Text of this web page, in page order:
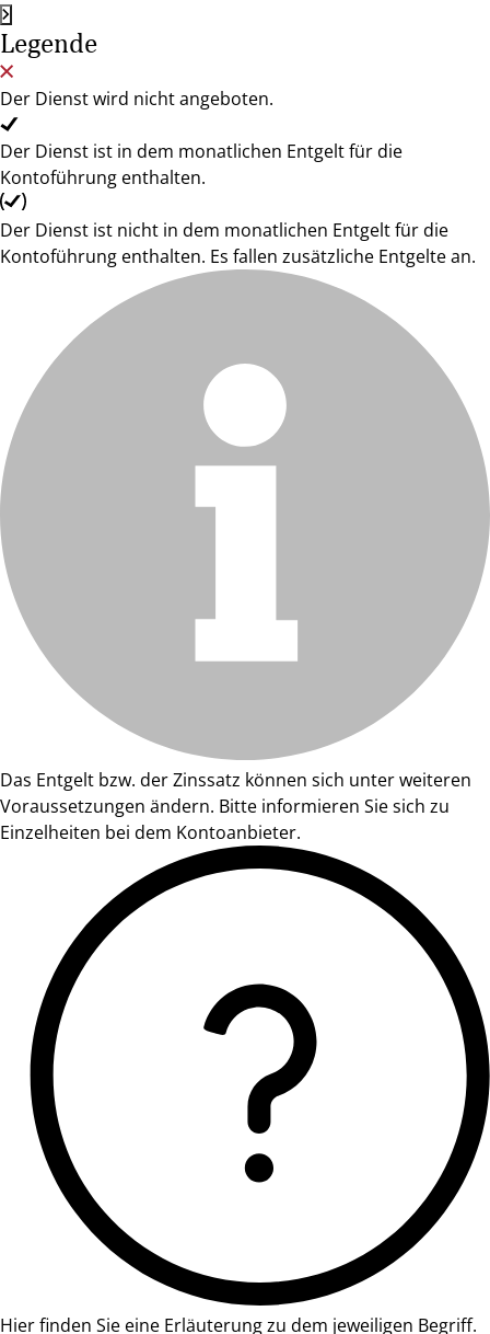
Legende
Der Dienst wird nicht angeboten.
Der Dienst ist in dem monatlichen Entgelt für die
Kontoführung enthalten.
Der Dienst ist nicht in dem monatlichen Entgelt für die
Kontoführung enthalten. Es fallen zusätzliche Entgelte an.
Das Entgelt bzw. der Zinssatz können sich unter weiteren
Voraussetzungen ändern. Bitte informieren Sie sich zu
Einzelheiten bei dem Kontoanbieter.
Hier finden Sie eine Erläuterung zu dem jeweiligen Begriff.